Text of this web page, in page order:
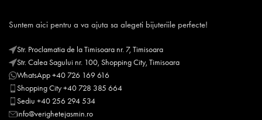
Suntem aici pentru a va ajuta sa alegeti bijuteriile perfecte!
Str. Proclamatia de la Timisoara nr. 7, Timisoara
Str. Calea Sagului nr. 100, Shopping City, Timisoara
WhatsApp +40 726 169 616
Shopping City +40 728 385 664
Sediu +40 256 294 534
info@verighetejasmin.ro